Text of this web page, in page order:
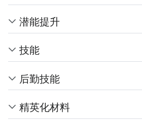
潜能提升
技能
后勤技能
精英化材料